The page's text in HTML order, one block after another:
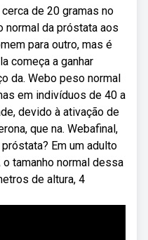
de 20 gramas no
normal da próstata aos
para outro, mas é
começa a ganhar
da. Webo peso normal
em indivíduos de 40 a
devido à ativação de
que na. Webafinal,
Em um adulto
tamanho normal dessa
de altura, 4